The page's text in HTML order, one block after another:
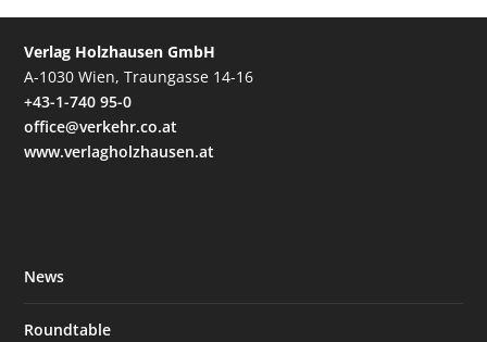
Verlag Holzhausen GmbH
A-1030 Wien, Traungasse 14-16
+43-1-740 95-0
office@verkehr.co.at
www.verlagholzhausen.at
News
Roundtable